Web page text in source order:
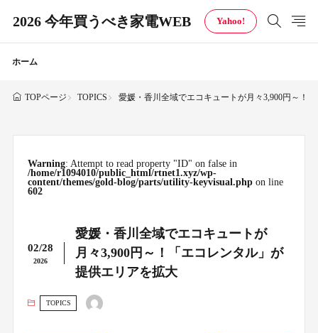
2026 今年買うべき家電WEB Yahoo!
ホーム
TOPページ TOPICS 愛媛・香川全域でエコキュートが月々3,900円～！
Warning: Attempt to read property "ID" on false in
/home/r1094010/public_html/rtnet1.xyz/wp-
content/themes/gold-blog/parts/utility-keyvisual.phpon line
602
02/28
2026
愛媛・香川全域でエコキュートが
月々3,900円～！「エコレンタル」が
提供エリアを拡大
TOPICS